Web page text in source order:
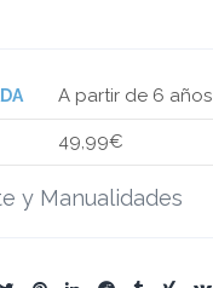
A partir de 6 años
49,99€
y Manualidades